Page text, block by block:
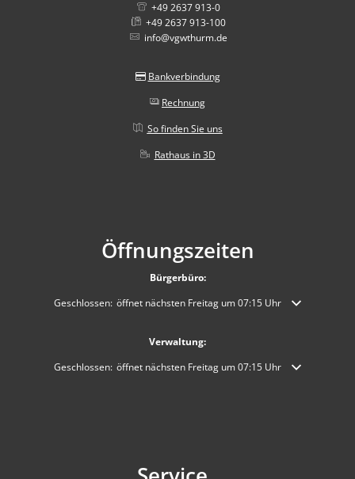
+49 2637 913-0
+49 2637 913-100
info@vgwthurm.de
Bankverbindung
Rechnung
So finden Sie uns
Rathaus in 3D
Öffnungszeiten
Bürgerbüro:
Klicken, um weitere Öffnungs- oder Schließzeiten auszublenden
Geschlossen: öffnet nächsten Freitag um 07:15 Uhr
Verwaltung:
Klicken, um weitere Öffnungs- oder Schließzeiten auszublenden
Geschlossen: öffnet nächsten Freitag um 07:15 Uhr